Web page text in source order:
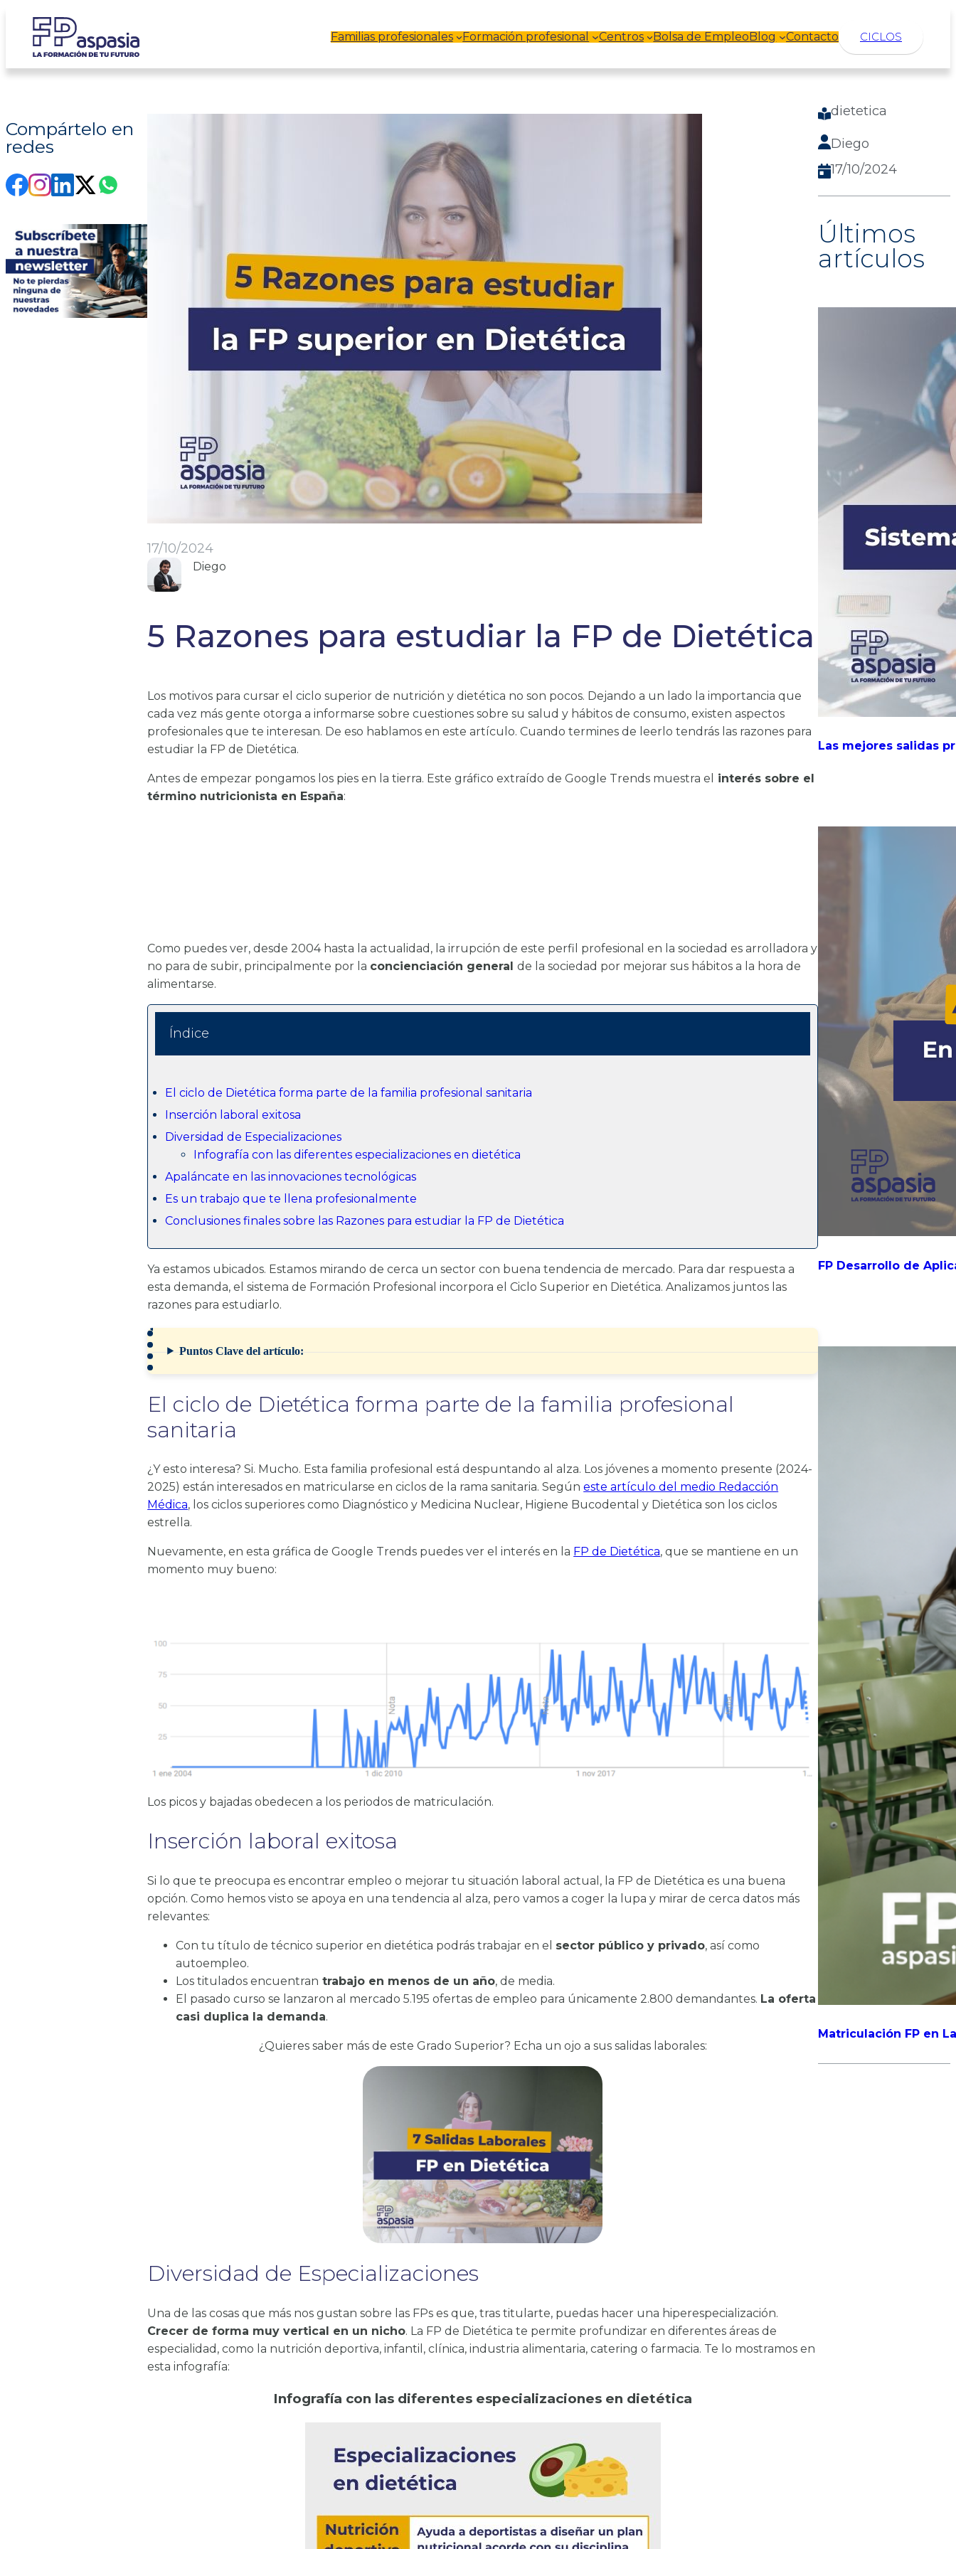
Saltar
contenido
Familias profesionales Formación profesional Centros Bolsa de EmpleoBlog Contacto CICLOS
Compártelo en
redes
17/10/2024
Diego
5 Razones para estudiar la FP de Dietética
Los motivos para cursar el ciclo superior de nutrición y dietética no son pocos. Dejando a un lado la importancia que
cada vez más gente otorga a informarse sobre cuestiones sobre su salud y hábitos de consumo, existen aspectos
profesionales que te interesan. De eso hablamos en este artículo. Cuando termines de leerlo tendrás las razones para
estudiar la FP de Dietética.
Antes de empezar pongamos los pies en la tierra. Este gráfico extraído de Google Trends muestra el
interés sobre el
término nutricionista en España:
Como puedes ver, desde 2004 hasta la actualidad, la irrupción de este perfil profesional en la sociedad es arrolladora y
no para de subir, principalmente por la concienciación generalde la sociedad por mejorar sus hábitos a la hora de
alimentarse.
Índice
El ciclo de Dietética forma parte de la familia profesional sanitaria
Inserción laboral exitosa
Diversidad de Especializaciones
Infografía con las diferentes especializaciones en dietética
Apaláncate en las innovaciones tecnológicas
Es un trabajo que te llena profesionalmente
Conclusiones finales sobre las Razones para estudiar la FP de Dietética
Ya estamos ubicados. Estamos mirando de cerca un sector con buena tendencia de mercado. Para dar respuesta a
esta demanda, el sistema de Formación Profesional incorpora el Ciclo Superior en Dietética. Analizamos juntos las
razones para estudiarlo.
Puntos Clave del artículo:
El ciclo de Dietética forma parte de la familia profesional
sanitaria
¿Y esto interesa? Si. Mucho. Esta familia profesional está despuntando al alza. Los jóvenes a momento presente (2024-
2025) están interesados en matricularse en ciclos de la rama sanitaria. Segúneste artículo del medio Redacción
Médica, los ciclos superiores como Diagnóstico y Medicina Nuclear, Higiene Bucodental y Dietética son los ciclos
estrella.
Nuevamente, en esta gráfica de Google Trends puedes ver el interés en la FP de Dietética, que se mantiene en un
momento muy bueno:
Los picos y bajadas obedecen a los periodos de matriculación.
Inserción laboral exitosa
Si lo que te preocupa es encontrar empleo o mejorar tu situación laboral actual, la FP de Dietética es una buena
opción. Como hemos visto se apoya en una tendencia al alza, pero vamos a coger la lupa y mirar de cerca datos más
relevantes:
Con tu título de técnico superior en dietética podrás trabajar en el sector público y privado, así como
autoempleo.
Los titulados encuentran trabajo en menos de un año, de media.
El pasado curso se lanzaron al mercado 5.195 ofertas de empleo para únicamente 2.800 demandantes. La oferta
casi duplica la demanda.
¿Quieres saber más de este Grado Superior? Echa un ojo a sus salidas laborales:
Diversidad de Especializaciones
Una de las cosas que más nos gustan sobre las FPs es que, tras titularte, puedas hacer una hiperespecialización.
Crecer de forma muy vertical en un nicho. La FP de Dietética te permite profundizar en diferentes áreas de
especialidad, como la nutrición deportiva, infantil, clínica, industria alimentaria, catering o farmacia. Te lo mostramos en
esta infografía:
Infografía con las diferentes especializaciones en dietética
dietetica
Diego
17/10/2024
Últimos
artículos
Las mejores salidas
FP Desarrollo de
Matriculación FP en